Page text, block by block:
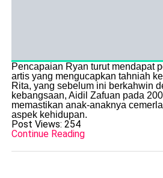
Pencapaian Ryan turut mendapat
artis yang mengucapkan tahniah
Rita, yang sebelum ini berkahwin
kebangsaan, Aidil Zafuan pada
memastikan anak-anaknya
aspek kehidupan.
Post Views: 254
Continue Reading